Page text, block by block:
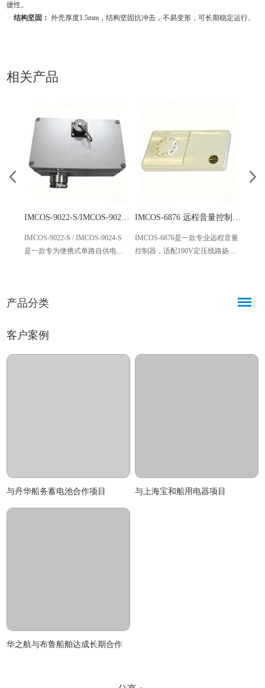
捷性。
ㆍ结构坚固： 外壳厚度1.5mm，结构坚固抗冲击，不易变形，可长期稳定运行。
相关产品
IMCOS-9022-S/IMCOS-9024-S 便携式自供电电话防水插座
IMCOS-9022-S / IMCOS-9024-S
是一款专为便携式单路自供电电
装，接线灵活，适配各类户外、
IMCOS-6876 远程音量控制器 100瓦100V定压
IMCOS-6876是一款专业远程音量
控制器，适配100V定压线路扬声
语音
产品分类
客户案例
与丹华船务蓄电池合作项目 与上海宝和船用电器项目
华之航与布鲁船舶达成长期合作